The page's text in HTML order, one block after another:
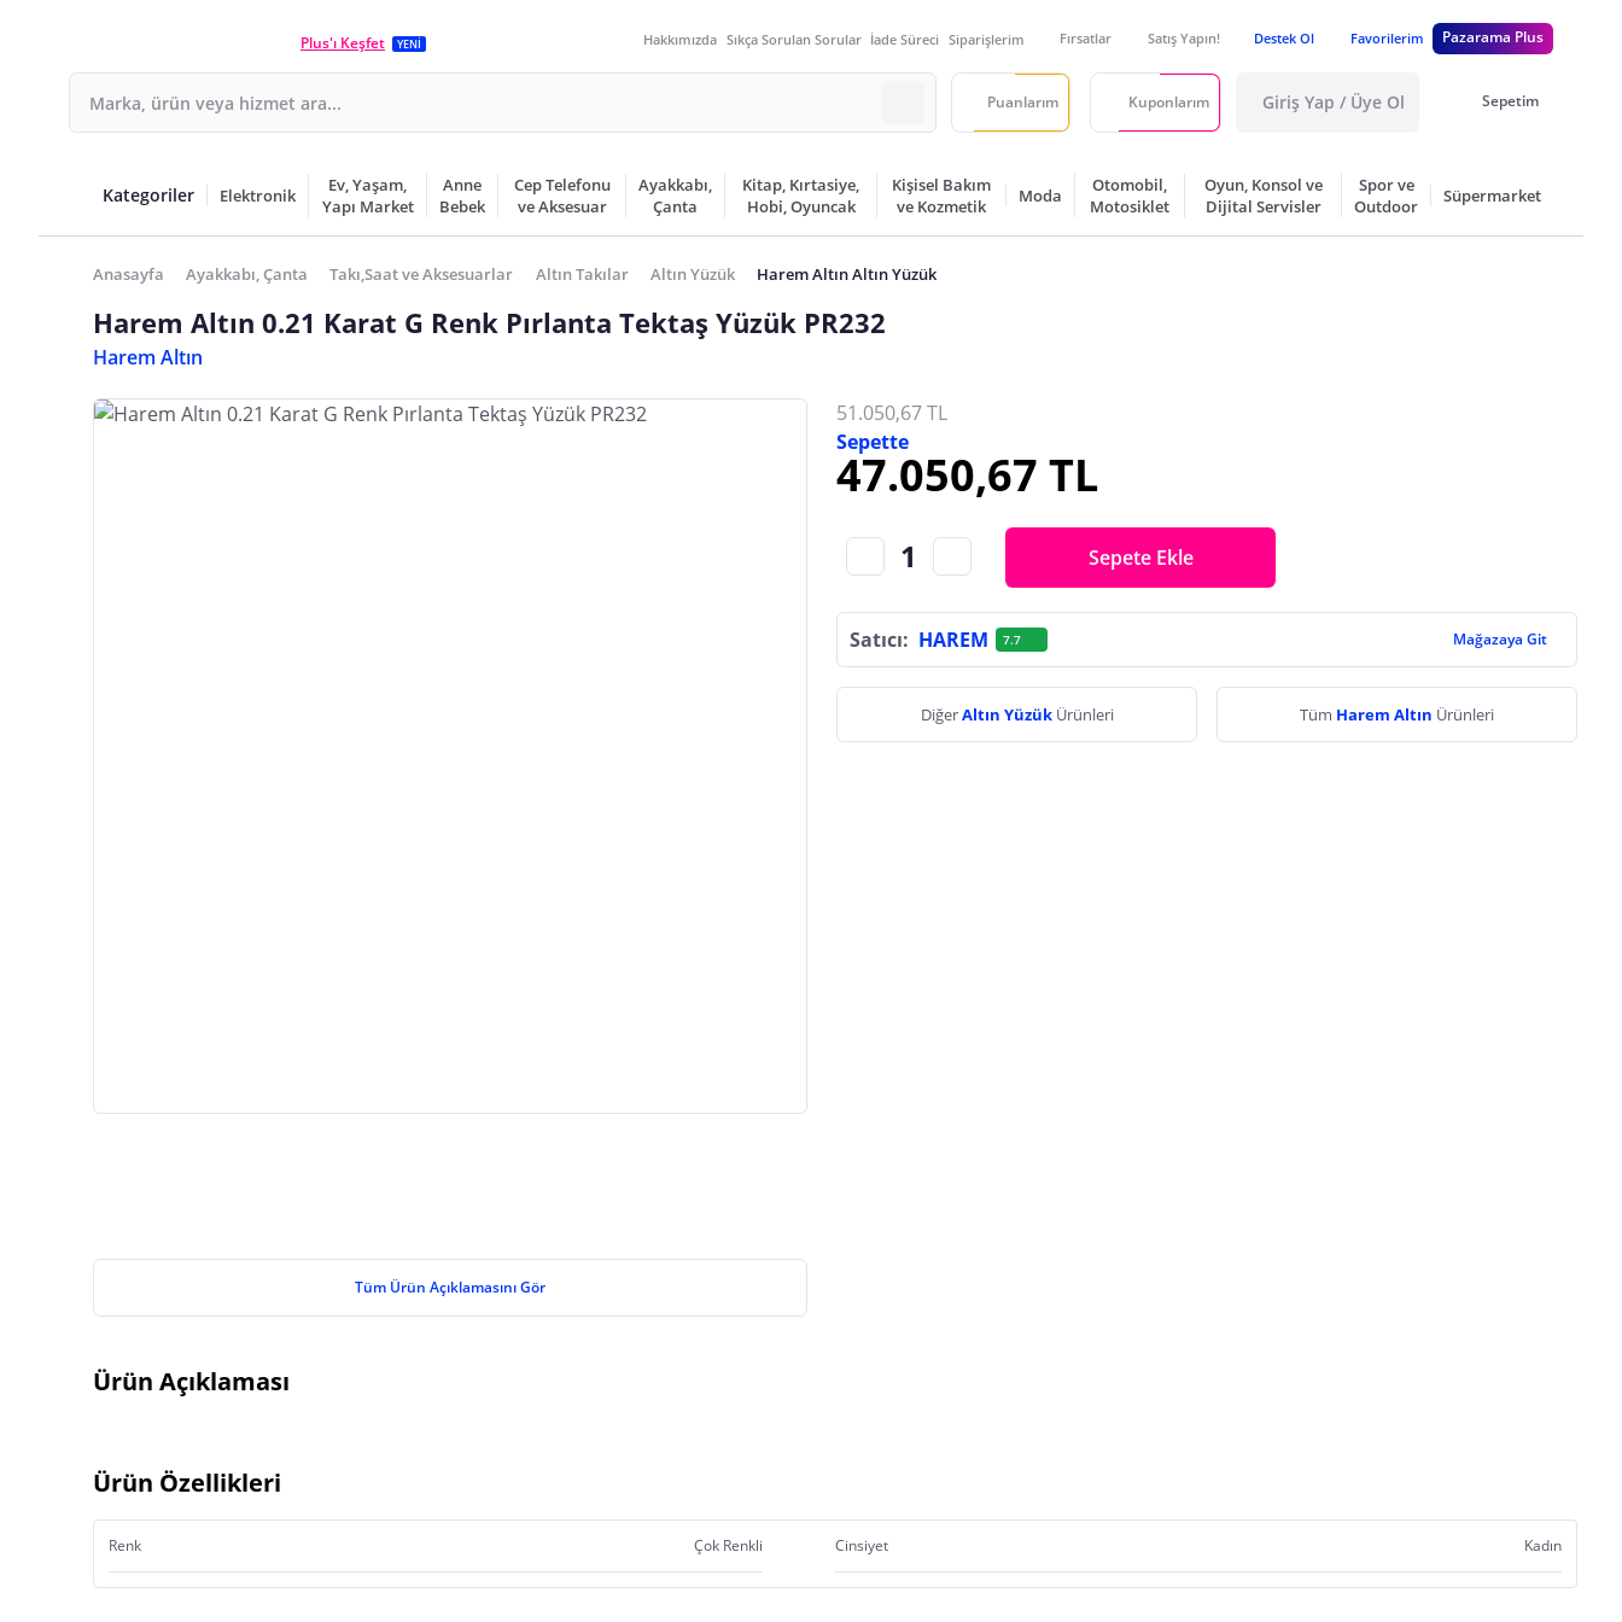
Plus'ı Keşfet YENİ Hakkımızda Sıkça Sorulan Sorular İade Süreci Siparişlerim Fırsatlar Satış Yapın! Destek Ol Favorilerim Pazarama Plus
Puanlarım Kuponlarım Giriş Yap / Üye Ol Sepetim
Kategoriler Elektronik
Ev, Yaşam,
Yapı Market
Anne
Bebek
Cep Telefonu
ve Aksesuar
Ayakkabı,
Çanta
Kitap, Kırtasiye,
Hobi, Oyuncak
Kişisel Bakım
ve Kozmetik
Moda
Otomobil,
Motosiklet
Oyun, Konsol ve
Dijital Servisler
Spor ve
Outdoor
Süpermarket
Anasayfa Ayakkabı, Çanta Takı,Saat ve Aksesuarlar Altın Takılar Altın Yüzük Harem Altın Altın Yüzük
Harem Altın 0.21 Karat G Renk Pırlanta Tektaş Yüzük PR232
Harem Altın
Tüm Ürün Açıklamasını Gör
51.050,67 TL
Sepette
47.050,67 TL
Sepete Ekle
Satıcı: HAREM 7.7 Mağazaya Git
DiğerAltın Yüzük Ürünleri Tüm Harem Altın Ürünleri
Ürün Açıklaması
Ürün Özellikleri
Renk Çok Renkli Cinsiyet Kadın